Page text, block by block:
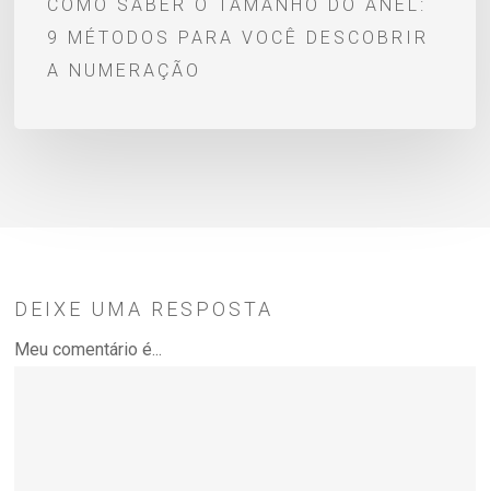
COMO SABER O TAMANHO DO ANEL:
9 MÉTODOS PARA VOCÊ DESCOBRIR
A NUMERAÇÃO
DEIXE UMA RESPOSTA
Meu comentário é...